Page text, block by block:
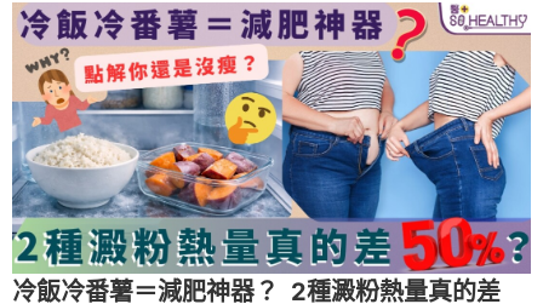
冷飯冷番薯＝減肥神器？ 2種澱粉熱量真的差